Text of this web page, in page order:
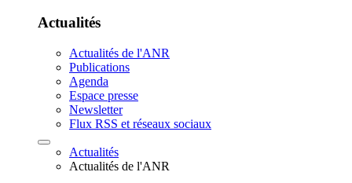
Actualités
Actualités de l'ANR
Publications
Agenda
Espace presse
Newsletter
Flux RSS et réseaux sociaux
Actualités
Actualités de l'ANR